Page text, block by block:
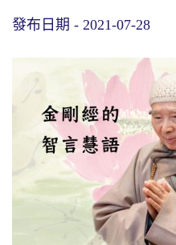
發布日期 - 2021-07-28